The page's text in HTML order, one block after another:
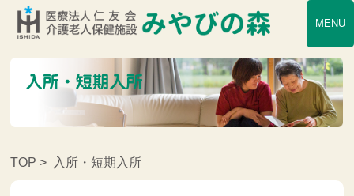
MENU
TOP > 入所・短期入所